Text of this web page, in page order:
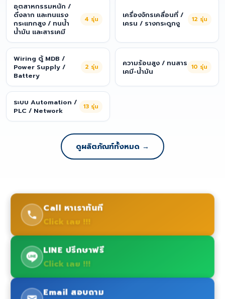
อุตสาหกรรมหนัก /
ดึงลาก และทนแรง
กระแทกสูง / ทนน้ำ
น้ำมัน และสารเคมี
4 รุ่น
เครื่องจักรเคลื่อนที่ /
เครน / รางกระดูกงู
12 รุ่น
Wiring ตู้ MDB /
Power Supply /
Battery
2 รุ่น
ความร้อนสูง / ทนสาร
เคมี-น้ำมัน
10 รุ่น
ระบบ Automation /
PLC / Network
13 รุ่น
ดูผลิตภัณฑ์ทั้งหมด →
Call หาเราทันที
Click เลย !!!
LINE ปรึกษาฟรี
Click เลย !!!
Email สอบถาม